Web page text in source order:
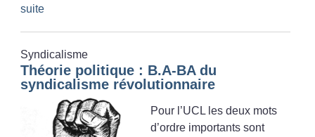
suite
Syndicalisme
Théorie politique : B.A-BA du
syndicalisme révolutionnaire
Pour l’UCL les deux mots
d’ordre importants sont